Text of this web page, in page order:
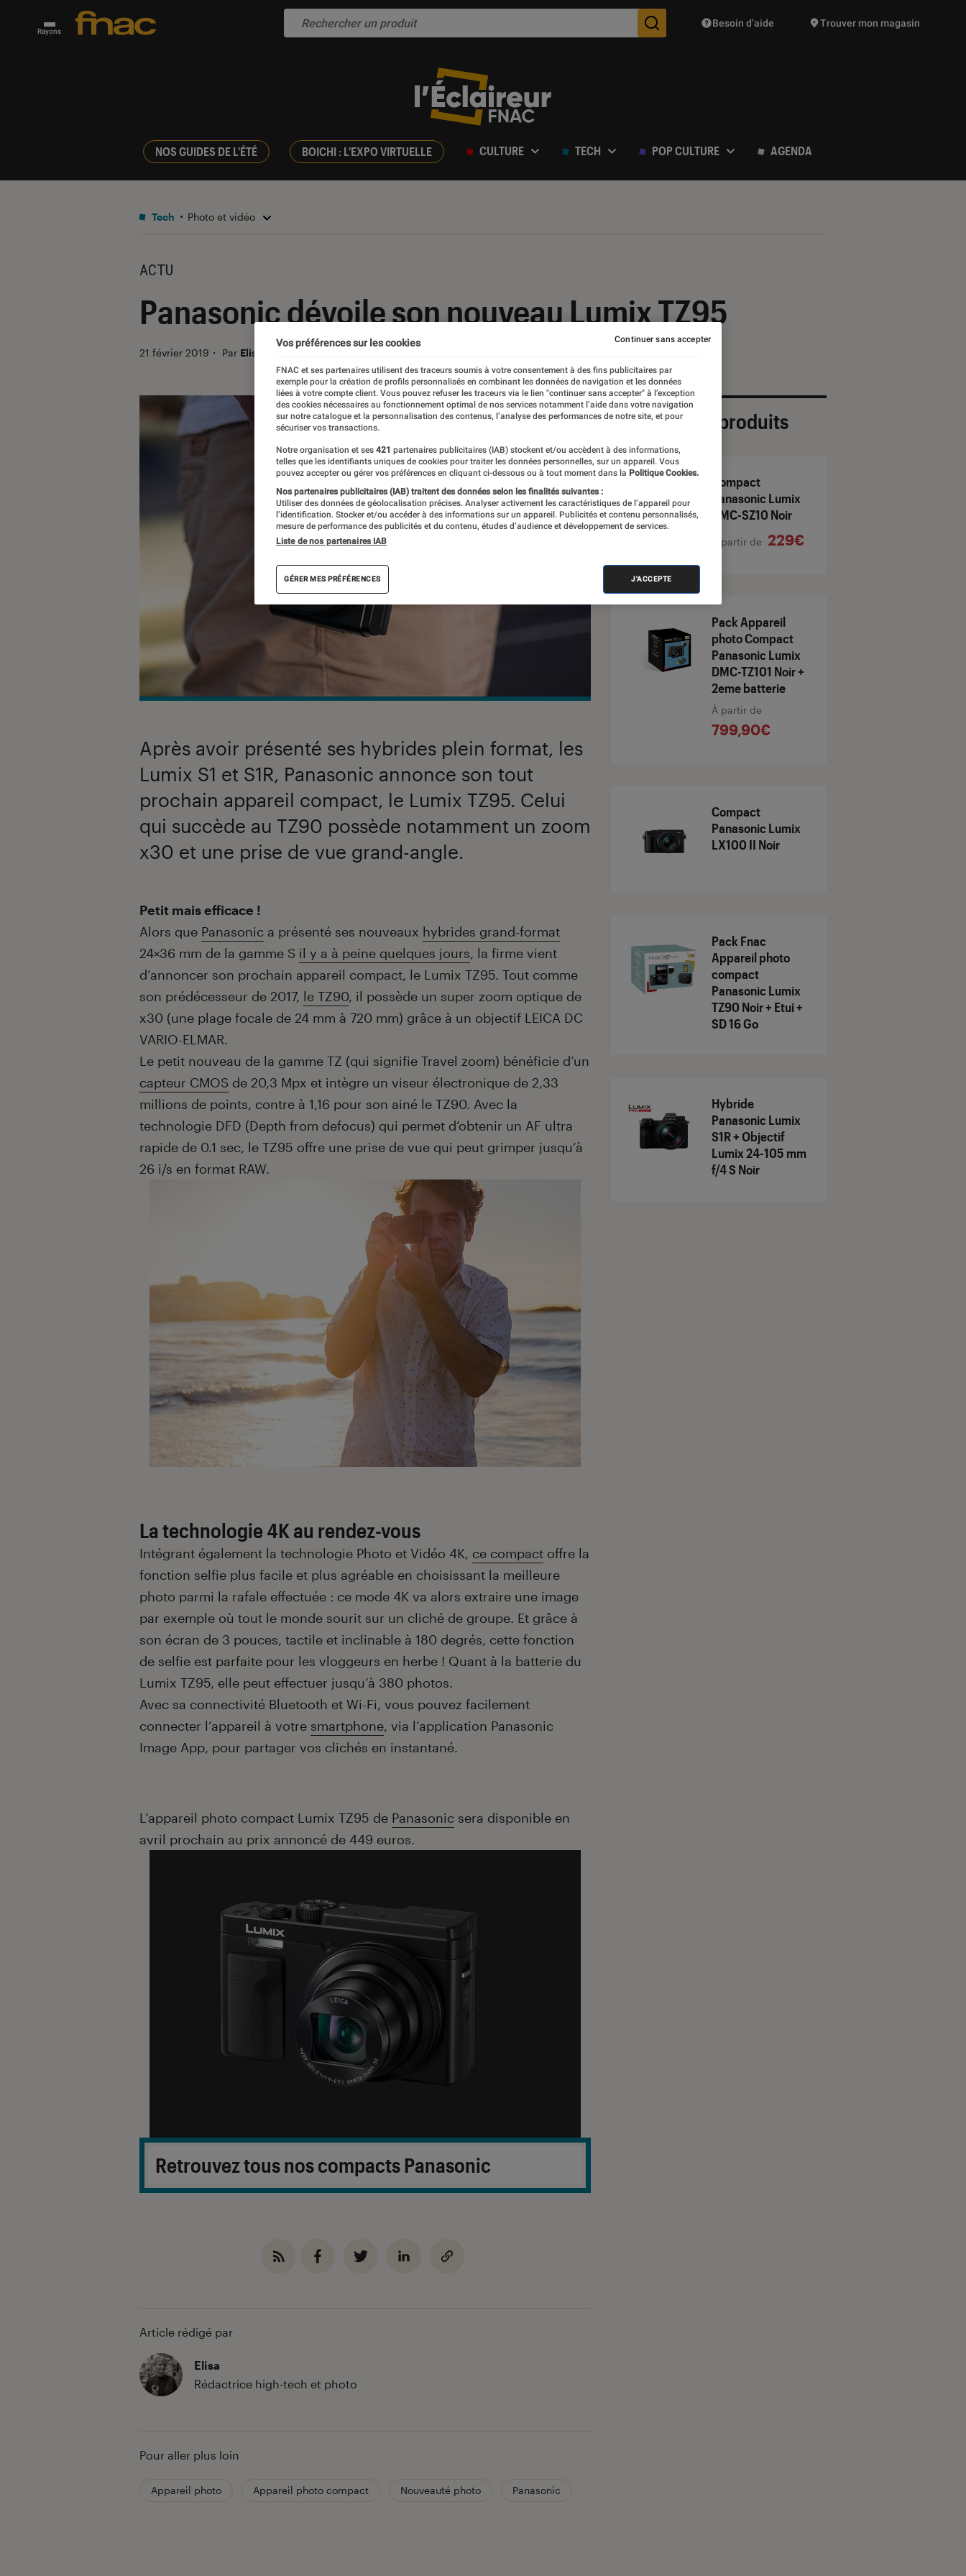
Rayons Des suggestions de produits vont vous être proposées
Besoin d’aide Trouver mon magasin
NOS GUIDES DE L'ÉTÉ BOICHI : L'EXPO VIRTUELLE CULTURE TECH POP CULTURE AGENDA
Tech Photo et vidéo
ACTU
Panasonic dévoile son nouveau Lumix TZ95
21 février 2019 ・ Par Elisa
Après avoir présenté ses hybrides plein format, les
Lumix S1 et S1R, Panasonic annonce son tout
prochain appareil compact, le Lumix TZ95. Celui
qui succède au TZ90 possède notamment un zoom
x30 et une prise de vue grand-angle.
Introduction
Petit mais efficace !
Alors que Panasonic a présenté ses nouveaux hybrides grand-format
24×36 mm de la gamme S il y a à peine quelques jours, la firme vient
d’annoncer son prochain appareil compact, le Lumix TZ95. Tout comme
son prédécesseur de 2017, le TZ90, il possède un super zoom optique de
x30 (une plage focale de 24 mm à 720 mm) grâce à un objectif LEICA DC
VARIO-ELMAR.
Le petit nouveau de la gamme TZ (qui signifie Travel zoom) bénéficie d’un
capteur CMOS de 20,3 Mpx et intègre un viseur électronique de 2,33
millions de points, contre à 1,16 pour son ainé le TZ90. Avec la
technologie DFD (Depth from defocus) qui permet d’obtenir un AF ultra
rapide de 0.1 sec, le TZ95 offre une prise de vue qui peut grimper jusqu’à
26 i/s en format RAW.
La technologie 4K au rendez-vous
Intégrant également la technologie Photo et Vidéo 4K, ce compact offre la
fonction selfie plus facile et plus agréable en choisissant la meilleure
photo parmi la rafale effectuée : ce mode 4K va alors extraire une image
par exemple où tout le monde sourit sur un cliché de groupe. Et grâce à
son écran de 3 pouces, tactile et inclinable à 180 degrés, cette fonction
de selfie est parfaite pour les vloggeurs en herbe ! Quant à la batterie du
Lumix TZ95, elle peut effectuer jusqu’à 380 photos.
Avec sa connectivité Bluetooth et Wi-Fi, vous pouvez facilement
connecter l’appareil à votre smartphone, via l’application Panasonic
Image App, pour partager vos clichés en instantané.
L’appareil photo compact Lumix TZ95 de Panasonic sera disponible en
avril prochain au prix annoncé de 449 euros.
Retrouvez tous nos compacts Panasonic
Article rédigé par
Elisa
Rédactrice high-tech et photo
Pour aller plus loin
Appareil photo Appareil photo compact Nouveauté photo Panasonic
Sélection de produits
Compact
Panasonic Lumix
DMC-SZ10 Noir
À partir de 229€
Pack Appareil
photo Compact
Panasonic Lumix
DMC-TZ101 Noir +
2eme batterie
À partir de
799,90€
Compact
Panasonic Lumix
LX100 II Noir
Pack Fnac
Appareil photo
compact
Panasonic Lumix
TZ90 Noir + Etui +
SD 16 Go
Hybride
Panasonic Lumix
S1R + Objectif
Lumix 24-105 mm
f/4 S Noir
Vos préférences sur les cookies
FNAC et ses partenaires utilisent des traceurs soumis à votre consentement à des fins publicitaires par
exemple pour la création de profils personnalisés en combinant les données de navigation et les données
liées à votre compte client. Vous pouvez refuser les traceurs via le lien "continuer sans accepter" à l’exception
des cookies nécessaires au fonctionnement optimal de nos services notamment l’aide dans votre navigation
sur notre catalogue et la personnalisation des contenus, l’analyse des performances de notre site, et pour
sécuriser vos transactions.
Notre organisation et ses 421 partenaires publicitaires (IAB) stockent et/ou accèdent à des informations,
telles que les identifiants uniques de cookies pour traiter les données personnelles, sur un appareil. Vous
pouvez accepter ou gérer vos préférences en cliquant ci-dessous ou à tout moment dans la Politique Cookies.
Nos partenaires publicitaires (IAB) traitent des données selon les finalités suivantes :
Utiliser des données de géolocalisation précises. Analyser activement les caractéristiques de l’appareil pour
l’identification. Stocker et/ou accéder à des informations sur un appareil. Publicités et contenu personnalisés,
mesure de performance des publicités et du contenu, études d’audience et développement de services.
Liste de nos partenaires IAB
GÉRER MES PRÉFÉRENCES J'ACCEPTE
Continuer sans accepter